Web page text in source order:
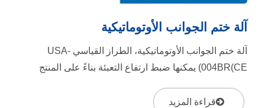
آلة ختم الجوانب الأوتوماتيكية
آلة ختم الجوانب الأوتوماتيكية، الطراز القياسي USA-
004BR(CE) يمكنها ضبط ارتفاع التعبئة بناءً على المنتج
قراءة المزيد